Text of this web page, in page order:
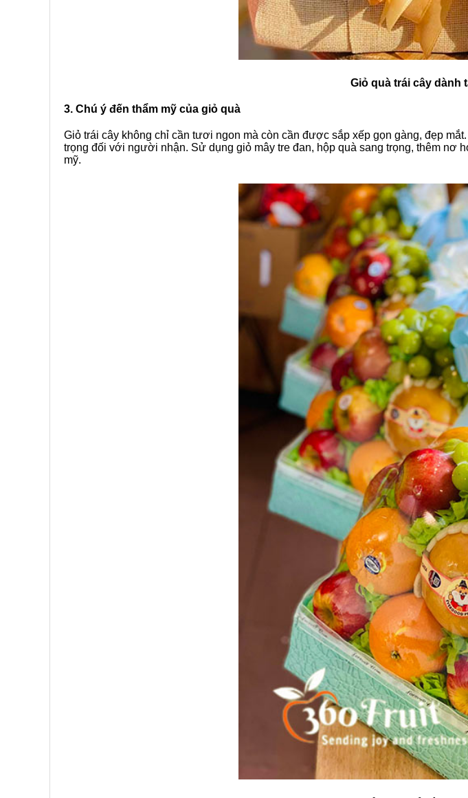
Giỏ quà trái cây dành
3. Chú ý đến thẩm mỹ của giỏ quà
Giỏ trái cây không chỉ cần tươi ngon mà còn cần được sắp xếp gọn gàng, đẹp
trọng đối với người nhận. Sử dụng giỏ mây tre đan, hộp quà sang trọng, thêm nơ
mỹ.